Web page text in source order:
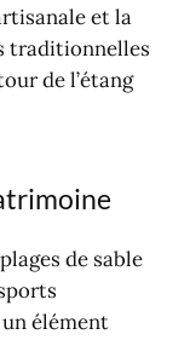
et la
traditionnelles
de l’étang
de sable
élément